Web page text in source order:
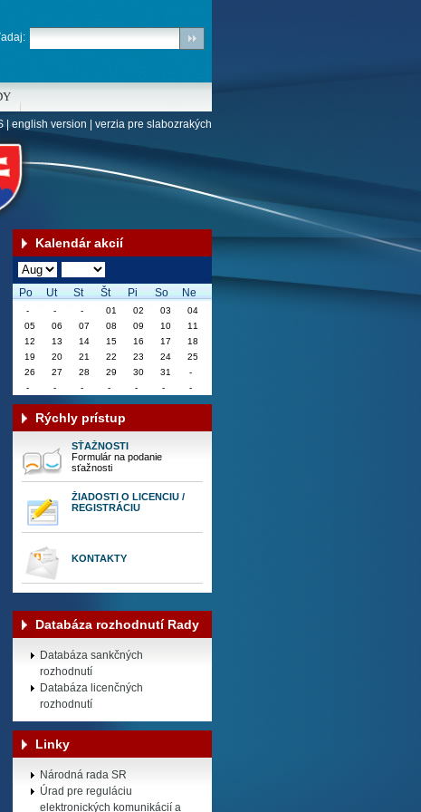
Kalendár akcií
Po Ut St Št Pi So Ne
Rýchly prístup
SŤAŽNOSTI
Formulár na podanie
sťažnosti
ŽIADOSTI O LICENCIU /
REGISTRÁCIU
KONTAKTY
Databáza rozhodnutí Rady
Databáza sankčných
rozhodnutí
Databáza licenčných
rozhodnutí
Linky
Národná rada SR
Úrad pre reguláciu
elektronických komunikácií a
| english version verzia pre slabozrakých